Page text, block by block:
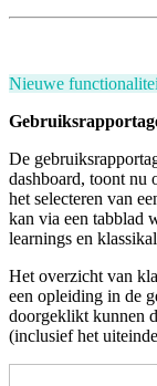
Nieuwe
De
dashboard, toont nu
het selecteren van
kan via een tabblad
learnings en
Het overzicht van
een opleiding in de
doorgeklikt kunnen
(inclusief het